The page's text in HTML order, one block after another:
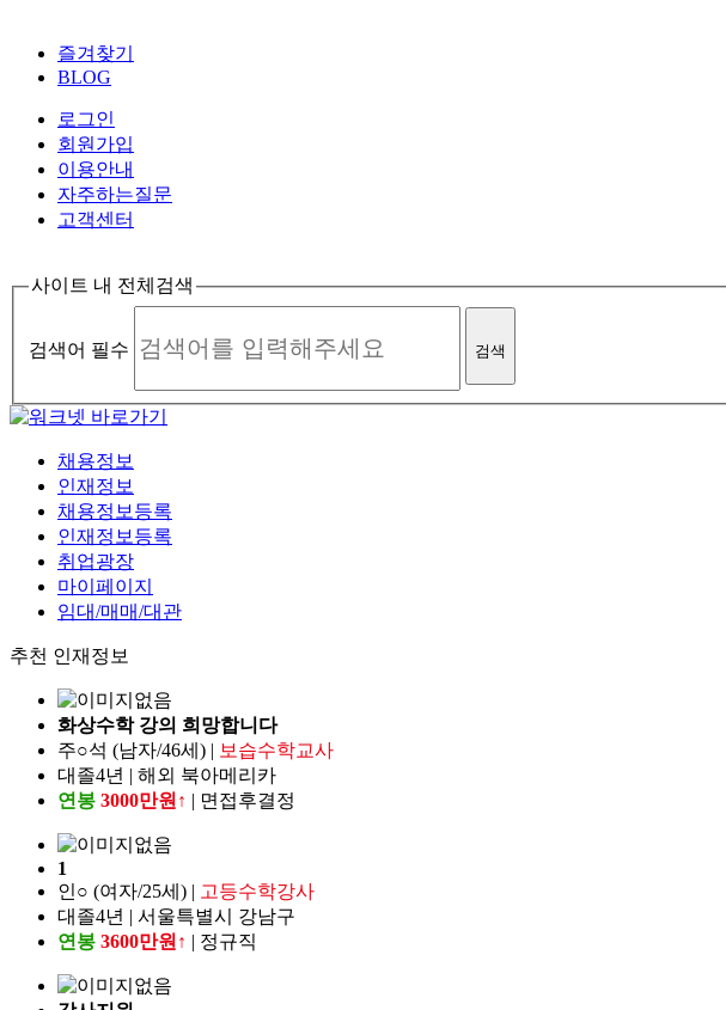
즐겨찾기
BLOG
로그인
회원가입
이용안내
자주하는질문
고객센터
사이트 내 전체검색
검색어 필수 검색
채용정보
인재정보
채용정보등록
인재정보등록
취업광장
마이페이지
임대/매매/대관
추천 인재정보
화상수학 강의 희망합니다
주○석 (남자/46세) | 보습수학교사
대졸4년 | 해외 북아메리카
연봉 3000만원↑ | 면접후결정
1
인○ (여자/25세) | 고등수학강사
대졸4년 | 서울특별시 강남구
연봉 3600만원↑ | 정규직